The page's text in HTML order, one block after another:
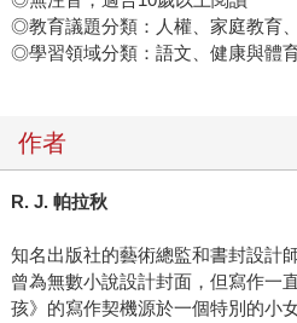
◎教育議題分類：人權、家庭教育
◎學習領域分類：語文、健康與體
作者
R. J. 帕拉秋
知名出版社的藝術總監和書封設計
曾為無數小說設計封面，但寫作一
孩》的寫作契機源於一個特別的小